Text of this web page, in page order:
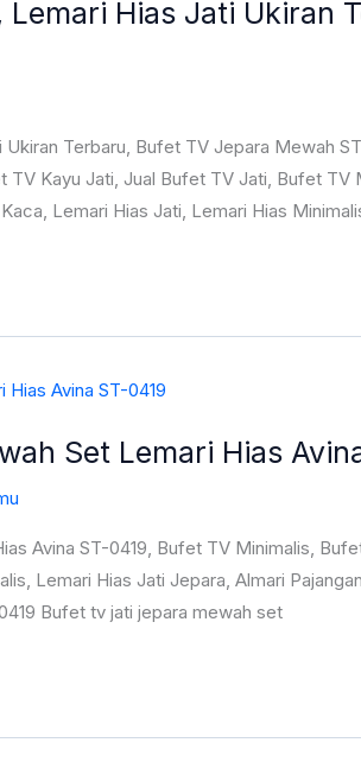
Lemari Hias Jati Ukiran
Terbaru, Bufet TV Jepara Mewah
Kayu Jati, Jual Bufet TV Jati, Bufet TV
Lemari Hias Jati, Lemari Hias
Set Lemari Hias
Avina ST-0419, Bufet TV Minimalis,
Lemari Hias Jati Jepara, Almari
Bufet tv jati jepara mewah set